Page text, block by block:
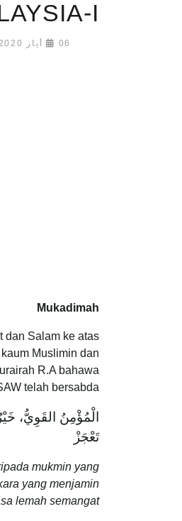
I
06 أيار 2020
Mukadimah
dan Salam ke atas
Muslimin dan
R.A bahawa
telah bersabda:
الْمُؤْمِنُ القَوِيُّ،
تَعْجَزْ
mukmin yang
yang menjamin
lemah semangat.”